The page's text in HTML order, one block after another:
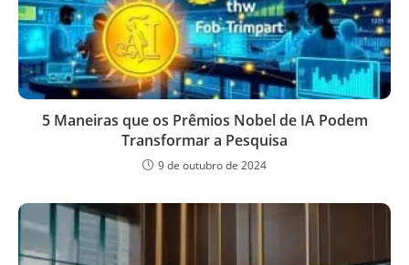
5 Maneiras que os Prêmios Nobel de IA Podem
Transformar a Pesquisa
9 de outubro de 2024